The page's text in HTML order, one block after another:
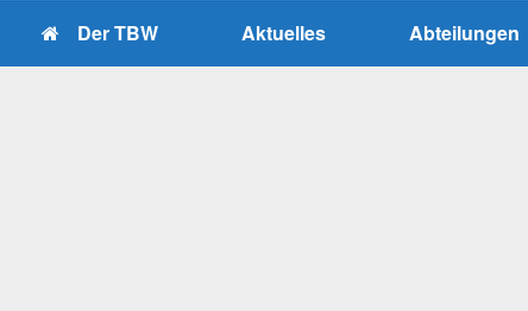
Der TBW Aktuelles Abteilungen